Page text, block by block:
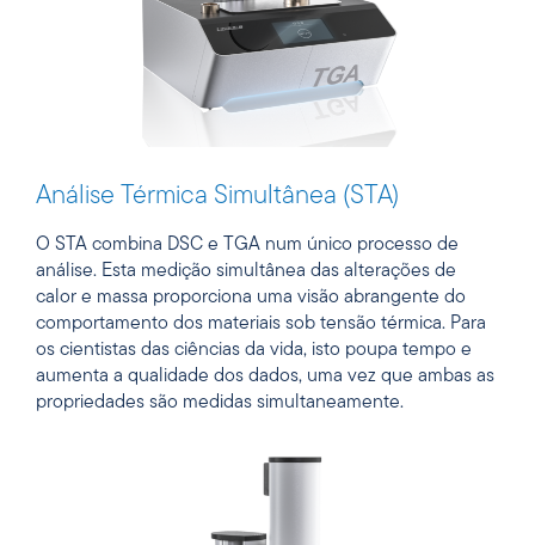
Análise Térmica Simultânea (STA)
O STA combina DSC e TGA num único processo de
análise. Esta medição simultânea das alterações de
calor e massa proporciona uma visão abrangente do
comportamento dos materiais sob tensão térmica. Para
os cientistas das ciências da vida, isto poupa tempo e
aumenta a qualidade dos dados, uma vez que ambas as
propriedades são medidas simultaneamente.